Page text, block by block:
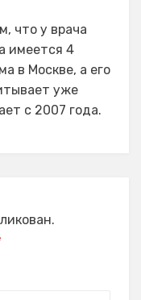
что у врача
имеется 4
в Москве, а его
уже
с 2007 года.